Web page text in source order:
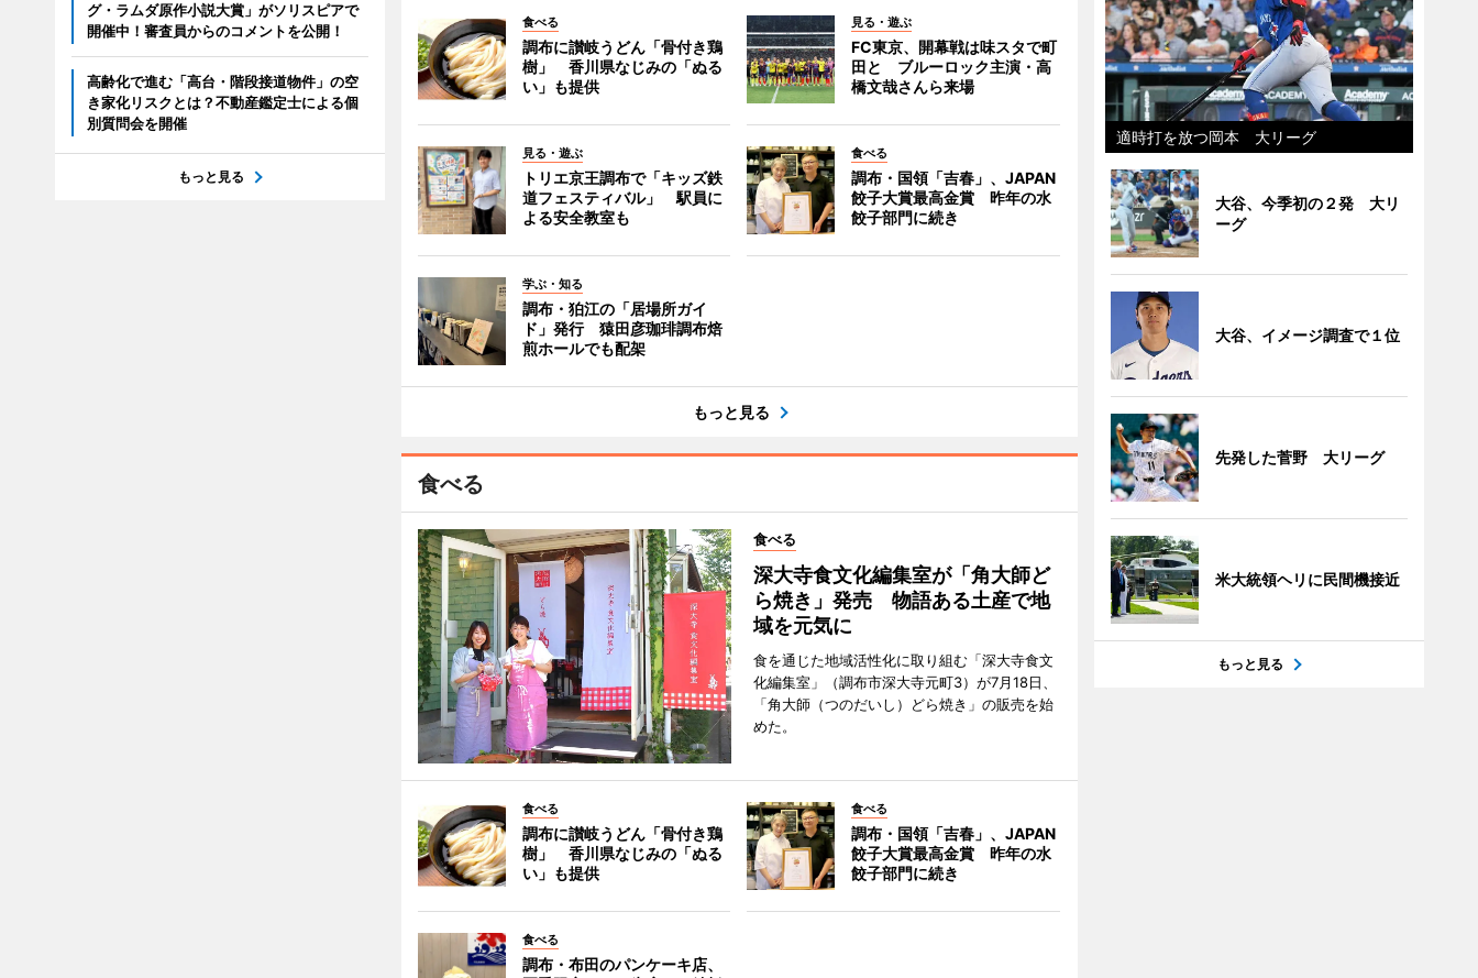
食べる
調布に讃岐うどん「骨付き鶏
樹」 香川県なじみの「ぬる
い」も提供
見る・遊ぶ
FC東京、開幕戦は味スタで町
田と ブルーロック主演・高
橋文哉さんら来場
見る・遊ぶ
トリエ京王調布で「キッズ鉄
道フェスティバル」 駅員に
よる安全教室も
食べる
調布・国領「吉春」、JAPAN
餃子大賞最高金賞 昨年の水
餃子部門に続き
学ぶ・知る
調布・狛江の「居場所ガイ
ド」発行 猿田彦珈琲調布焙
煎ホールでも配架
もっと見る
食べる
食べる
深大寺食文化編集室が「角大師ど
ら焼き」発売 物語ある土産で地
域を元気に
食を通じた地域活性化に取り組む「深大寺食文
化編集室」（調布市深大寺元町3）が7月18日、
「角大師（つのだいし）どら焼き」の販売を始
めた。
食べる
調布に讃岐うどん「骨付き鶏
樹」 香川県なじみの「ぬる
い」も提供
食べる
調布・国領「吉春」、JAPAN
餃子大賞最高金賞 昨年の水
餃子部門に続き
食べる
調布・布田のパンケーキ店、
グ・ラムダ原作小説大賞」がソリスピアで
開催中！審査員からのコメントを公開！
高齢化で進む「高台・階段接道物件」の空
き家化リスクとは？不動産鑑定士による個
別質問会を開催
もっと見る
適時打を放つ岡本 大リーグ
大谷、今季初の２発 大リ
ーグ
大谷、イメージ調査で１位
先発した菅野 大リーグ
米大統領ヘリに民間機接近
もっと見る